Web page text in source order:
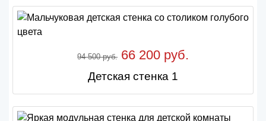
94 500 руб. 66 200 руб.
Детская стенка 1